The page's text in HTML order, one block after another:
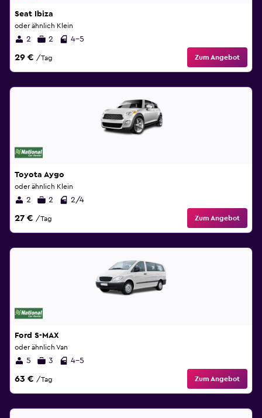
Seat Ibiza
oder ähnlich Klein
2 2 4-5
29 € /Tag Zum Angebot
Toyota Aygo
oder ähnlich Klein
2 2 2/4
27 € /Tag Zum Angebot
Ford S-MAX
oder ähnlich Van
5 3 4-5
63 € /Tag Zum Angebot